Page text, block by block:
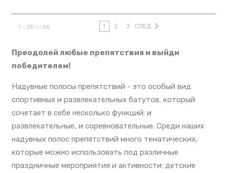
1 - 25 из56 1 2 3 СЛЕД.
Преодолей любые препятствия и выйди
победителем!
Надувные полосы препятствий - это особый вид
спортивных и развлекательных батутов, который
сочетает в себе несколько функций: и
развлекательные, и соревновательные. Среди наших
надувных полос препятствий много тематических,
которые можно использовать под различные
праздничные мероприятия и активности: детские